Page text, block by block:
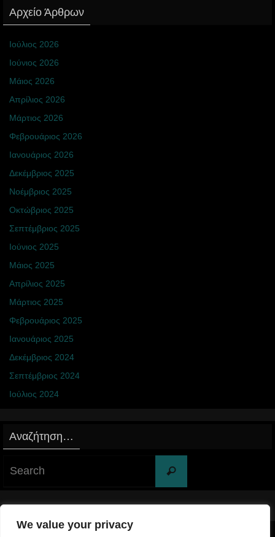
We value your privacy
Αρχείο Άρθρων
Ιούλιος 2026
Ιούνιος 2026
Μάιος 2026
Απρίλιος 2026
Μάρτιος 2026
Φεβρουάριος 2026
Ιανουάριος 2026
Δεκέμβριος 2025
Νοέμβριος 2025
Οκτώβριος 2025
Σεπτέμβριος 2025
Ιούνιος 2025
Μάιος 2025
Απρίλιος 2025
Μάρτιος 2025
Φεβρουάριος 2025
Ιανουάριος 2025
Δεκέμβριος 2024
Σεπτέμβριος 2024
Ιούλιος 2024
Αναζήτηση…
Search